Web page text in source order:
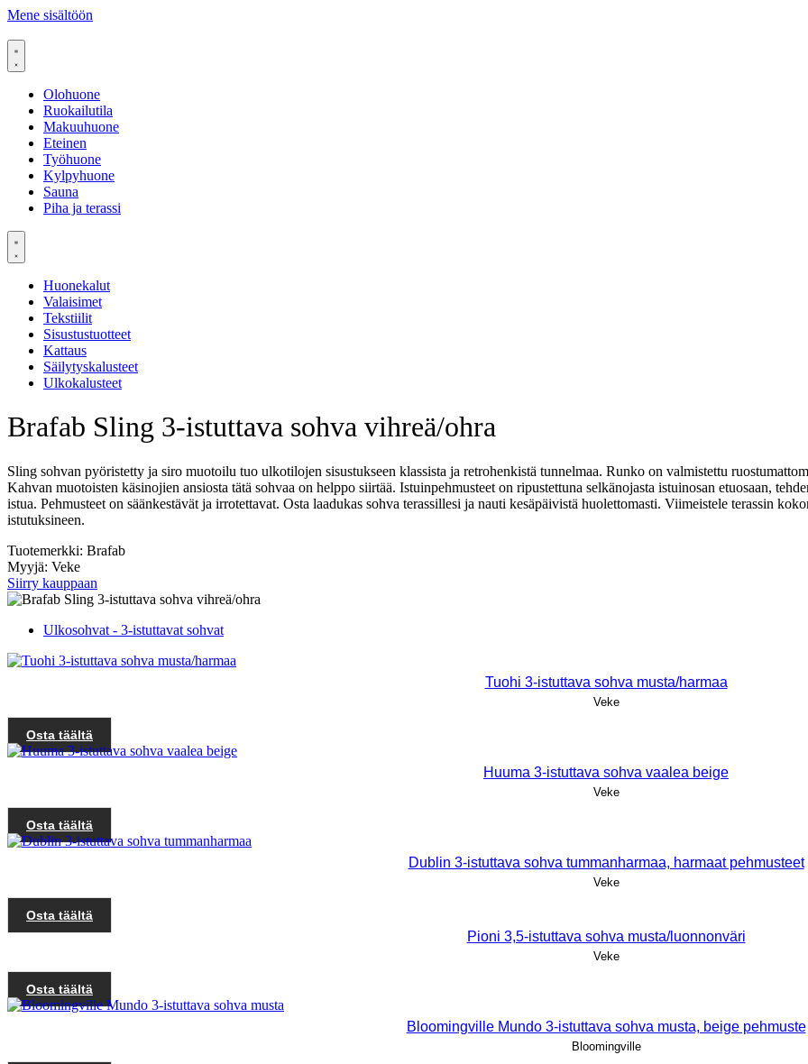
Mene sisältöön
Olohuone
Ruokailutila
Makuuhuone
Eteinen
Työhuone
Kylpyhuone
Sauna
Piha ja terassi
Huonekalut
Valaisimet
Tekstiilit
Sisustustuotteet
Kattaus
Säilytyskalusteet
Ulkokalusteet
Brafab Sling 3-istuttava sohva vihreä/ohra
Sling sohvan pyöristetty ja siro muotoilu tuo ulkotilojen sisustukseen klassista ja retrohenkistä tunnelmaa. Runko on valmistettu
Kahvan muotoisten käsinojien ansiosta tätä sohvaa on helppo siirtää. Istuinpehmusteet on ripustettuna selkänojasta istuinosan etuosaan,
istua. Pehmusteet on säänkestävät ja irrotettavat. Osta laadukas sohva terassillesi ja nauti kesäpäivistä huolettomasti. Viimeistele terassin
istutuksineen.
Tuotemerkki: Brafab
Myyjä: Veke
Siirry kauppaan
Ulkosohvat - 3-istuttavat sohvat
Tuohi 3-istuttava sohva musta/harmaa
Veke
Osta täältä
Huuma 3-istuttava sohva vaalea beige
Veke
Osta täältä
Dublin 3-istuttava sohva tummanharmaa, harmaat pehmusteet
Veke
Osta täältä
Pioni 3,5-istuttava sohva musta/luonnonväri
Veke
Osta täältä
Bloomingville Mundo 3-istuttava sohva musta, beige pehmuste
Bloomingville